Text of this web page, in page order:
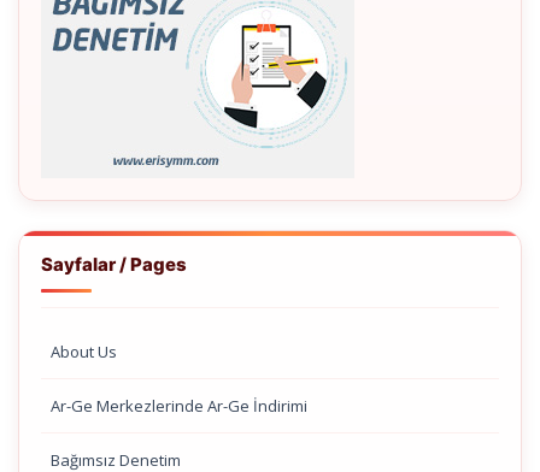
Sayfalar / Pages
About Us
Ar-Ge Merkezlerinde Ar-Ge İndirimi
Bağımsız Denetim